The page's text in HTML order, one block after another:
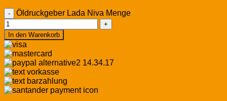
Öldruckgeber Lada Niva Menge
In den Warenkorb